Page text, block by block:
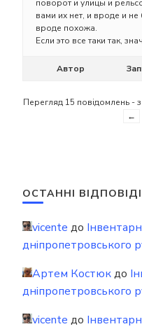
поворот и улицы и
вами их нет, и вроде и
вроде похожа.
Если это все таки так,
Автор
Перегляд 15 повідомлень -
←
ОСТАННІ
vicente до
дніпропетровського
Артем Костюкдо
дніпропетровського
vicente до